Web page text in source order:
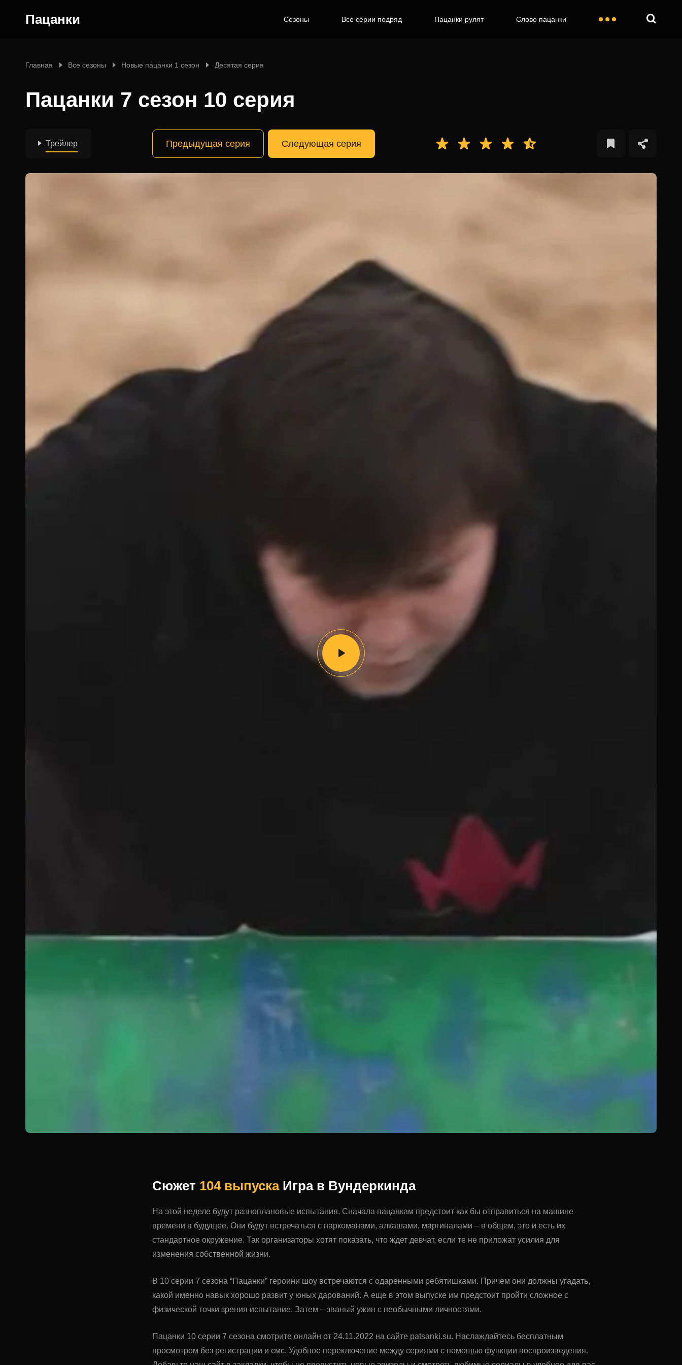
Пацанки Сезоны Все серии подряд Пацанки рулят Слово пацанки
Главная Все сезоны Новые пацанки 1 сезон Десятая серия
Пацанки 7 сезон 10 серия
Трейлер Предыдущая серия Следующая серия
Сюжет 104 выпускаИгра в Вундеркинда
На этой неделе будут разноплановые испытания. Сначала пацанкам предстоит как бы отправиться на машине
времени в будущее. Они будут встречаться с наркоманами, алкашами, маргиналами – в общем, это и есть их
стандартное окружение. Так организаторы хотят показать, что ждет девчат, если те не приложат усилия для
изменения собственной жизни.
В 10 серии 7 сезона “Пацанки” героини шоу встречаются с одаренными ребятишками. Причем они должны угадать,
какой именно навык хорошо развит у юных дарований. А еще в этом выпуске им предстоит пройти сложное с
физической точки зрения испытание. Затем – званый ужин с необычными личностями.
Пацанки 10 серии 7 сезона смотрите онлайн от 24.11.2022 на сайте patsanki.su. Наслаждайтесь бесплатным
просмотром без регистрации и смс. Удобное переключение между сериями с помощью функции воспроизведения.